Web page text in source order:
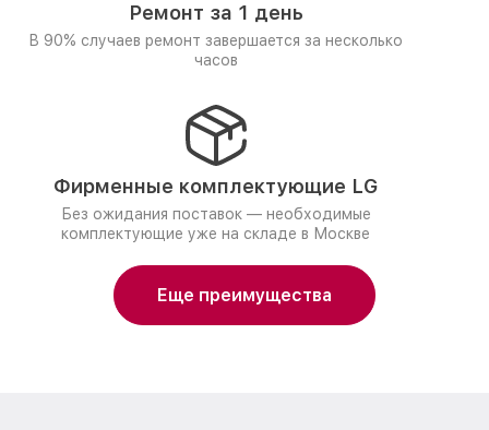
Ремонт за 1 день
В 90% случаев ремонт завершается за несколько
часов
Фирменные комплектующие LG
Без ожидания поставок — необходимые
комплектующие уже на складе в Москве
Еще преимущества